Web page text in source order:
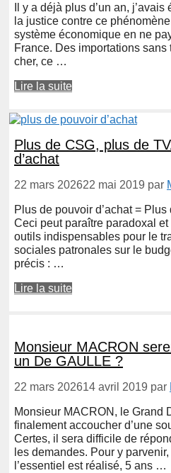
Il y a déjà plus d’un an,
la justice contre ce
système économique en ne
France. Des importations
cher, ce …
Lire la suite
Plus de CSG, plus de
d’achat
22 mars 202622 mai 2019 par
Plus de pouvoir d’achat =
Ceci peut paraître paradoxal
outils indispensables pour le
sociales patronales sur le
précis : …
Lire la suite
Monsieur MACRON
un De GAULLE ?
22 mars 202614 avril 2019 par
Monsieur MACRON, le Grand
finalement accoucher d’une
Certes, il sera difficile de
les demandes. Pour y
l’essentiel est réalisé, 5 ans …